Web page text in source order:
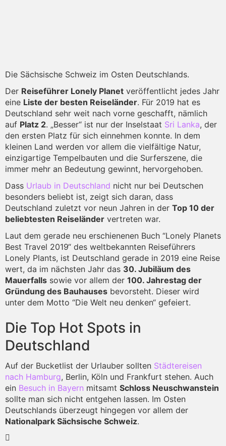
Die Sächsische Schweiz im Osten Deutschlands.
Der Reiseführer Lonely Planet veröffentlicht jedes Jahr
eine Liste der besten Reiseländer. Für 2019 hat es
Deutschland sehr weit nach vorne geschafft, nämlich
auf Platz 2. „Besser“ ist nur der Inselstaat Sri Lanka, der
den ersten Platz für sich einnehmen konnte. In dem
kleinen Land werden vor allem die vielfältige Natur,
einzigartige Tempelbauten und die Surferszene, die
immer mehr an Bedeutung gewinnt, hervorgehoben.
Dass Urlaub in Deutschland nicht nur bei Deutschen
besonders beliebt ist, zeigt sich daran, dass
Deutschland zuletzt vor neun Jahren in der Top 10 der
beliebtesten Reiseländer vertreten war.
Laut dem gerade neu erschienenen Buch “Lonely Planets
Best Travel 2019“ des weltbekannten Reiseführers
Lonely Plants, ist Deutschland gerade in 2019 eine Reise
wert, da im nächsten Jahr das 30. Jubiläum des
Mauerfalls sowie vor allem der 100. Jahrestag der
Gründung des Bauhauses bevorsteht. Dieser wird
unter dem Motto “Die Welt neu denken“ gefeiert.
Die Top Hot Spots in
Deutschland
Auf der Bucketlist der Urlauber sollten Städtereisen
nach Hamburg, Berlin, Köln und Frankfurt stehen. Auch
ein Besuch in Bayern mitsamt Schloss Neuschwanstein
sollte man sich nicht entgehen lassen. Im Osten
Deutschlands überzeugt hingegen vor allem der
Nationalpark Sächsische Schweiz.